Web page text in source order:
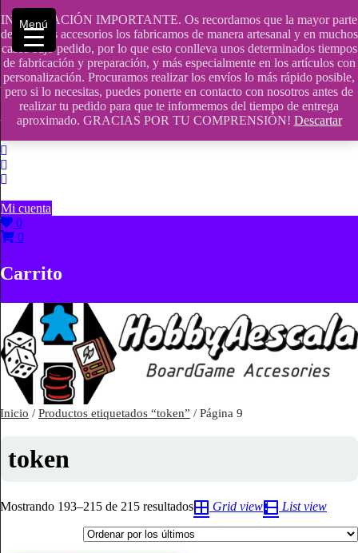
INFORMACIÓN IMPORTANTE. Os recordamos que la mayor parte
de nuestros accesorios los fabricamos de manera artesanal y en muchos
casos bajo pedido, por lo que esto conlleva unos determinados tiempos
de fabricación y preparación, y más especialmente en los artículos con
personalización. Procuramos realizar los envíos lo más rápido posible,
pero si lo necesitas, puedes ponerte en contacto con nosotros antes de
realizar tu pedido para que te informemos del tiempo de entrega
aproximado. GRACIAS POR TU COMPRENSIÓN! Descartar
Saltar
contenido
609241475 SOLO DE 10:00 a 14:00
info@hobbyaescala.com
San Fernando de Henares
10:00 - 14:00
Mi cuenta
0
0
Carrito
Inicio / Productos etiquetados “token” / Página 9
token
Mostrando 193–215 de 215 resultadosOrdenado
por
los
Grid view List view
Menú